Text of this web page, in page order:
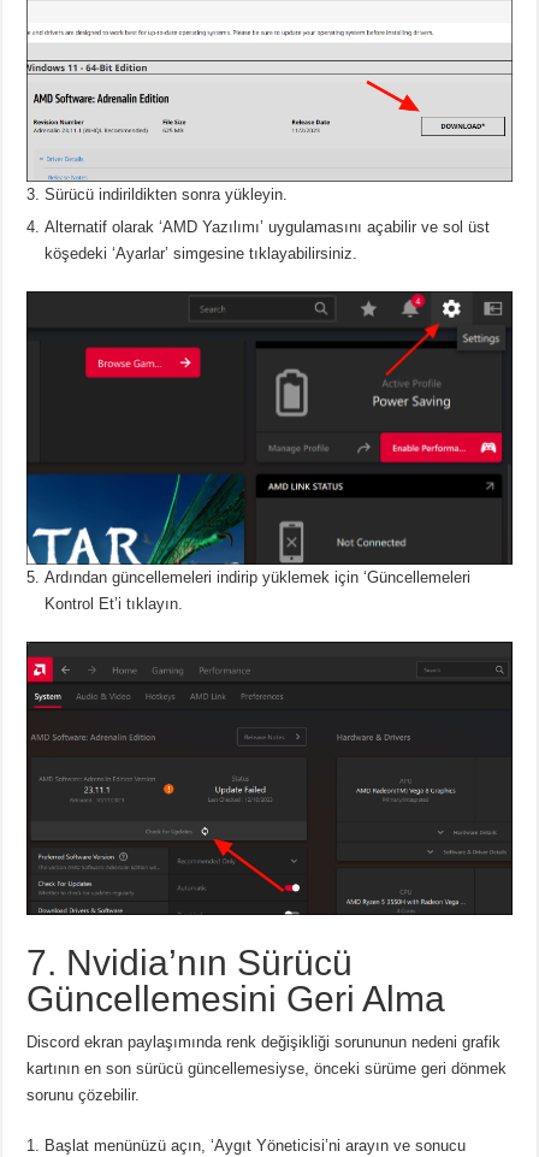
Sürücü indirildikten sonra yükleyin.
Alternatif olarak ‘AMD Yazılımı’ uygulamasını açabilir ve sol üst
köşedeki ‘Ayarlar’ simgesine tıklayabilirsiniz.
Ardından güncellemeleri indirip yüklemek için ‘Güncellemeleri
Kontrol Et’i tıklayın.
7. Nvidia’nın Sürücü
Güncellemesini Geri Alma
Discord ekran paylaşımında renk değişikliği sorununun nedeni grafik
kartının en son sürücü güncellemesiyse, önceki sürüme geri dönmek
sorunu çözebilir.
Başlat menünüzü açın, ‘Aygıt Yöneticisi’ni arayın ve sonucu